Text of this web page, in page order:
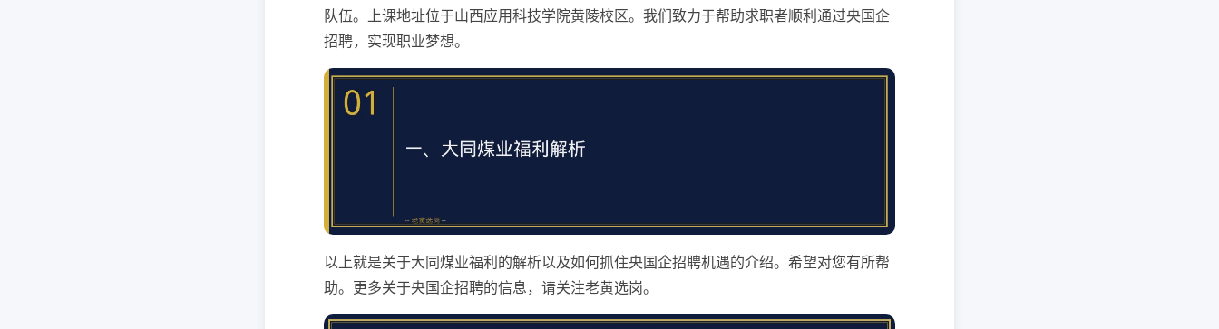
队伍。上课地址位于山西应用科技学院黄陵校区。我们致力于帮助求职者顺利通过央国企
招聘，实现职业梦想。
以上就是关于大同煤业福利的解析以及如何抓住央国企招聘机遇的介绍。希望对您有所帮
助。更多关于央国企招聘的信息，请关注老黄选岗。